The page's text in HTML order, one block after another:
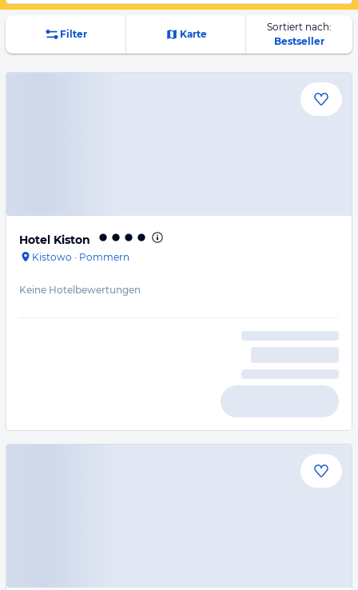
Filter Karte
Sortiert nach:
Bestseller
Hotel Kiston
Kistowo · Pommern
Keine Hotelbewertungen